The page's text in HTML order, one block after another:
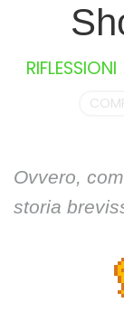
RIFLESSIONI
Ovvero,
storia